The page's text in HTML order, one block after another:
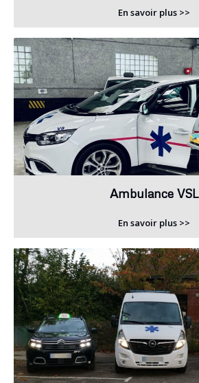
En savoir plus >>
Ambulance VSL
En savoir plus >>